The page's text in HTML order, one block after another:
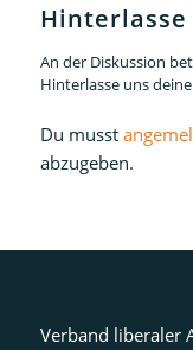
An der Diskussion
Hinterlasse uns
Du musst
abzugeben.
Verband liberaler